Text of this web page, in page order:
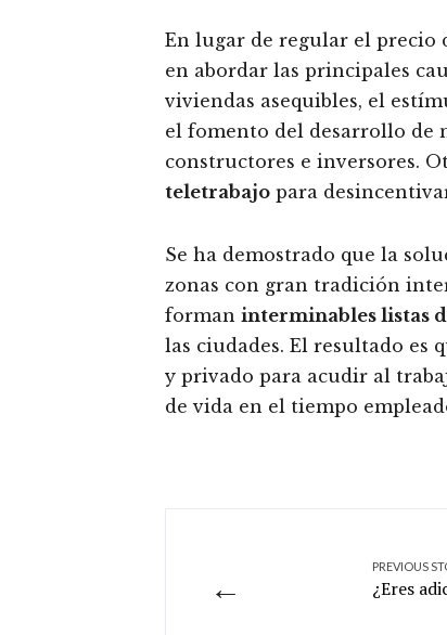
En lugar de regular el precio
en abordar las principales
viviendas asequibles, el
el fomento del desarrollo de
constructores e inversores.
teletrabajo para
Se ha demostrado que la
zonas con gran tradición
forman interminables listas
las ciudades. El resultado es
y privado para acudir al
de vida en el tiempo
←
PREVIOUS
¿Eres